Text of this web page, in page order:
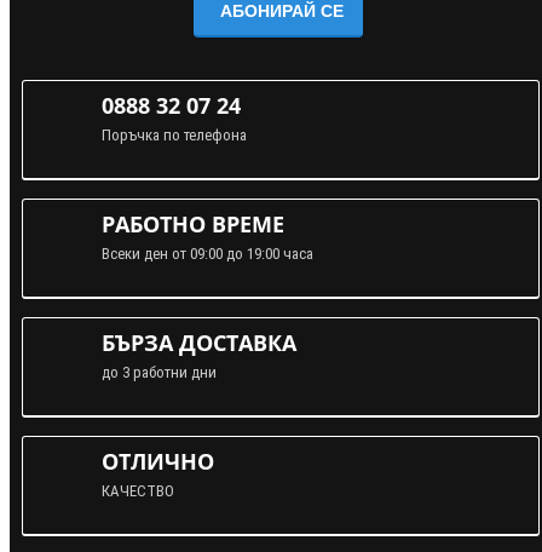
АБОНИРАЙ СЕ
0888 32 07 24
Поръчка по телефона
РАБОТНО ВРЕМЕ
Всеки ден от 09:00 до 19:00 часа
БЪРЗА ДОСТАВКА
до 3 работни дни
ОТЛИЧНО
КАЧЕСТВО